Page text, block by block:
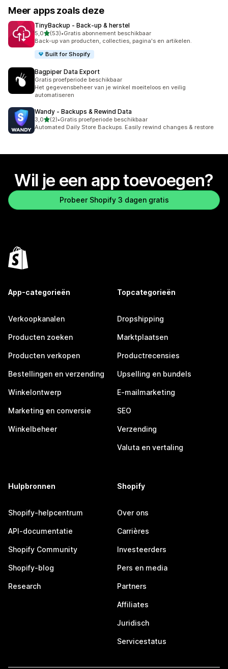
Meer apps zoals deze
TinyBackup ‑ Back‑up & herstel
5,0van 5 sterren
(53)
53 recensies in totaal
•Gratis abonnement beschikbaar
Back-up van producten, collecties, pagina's en artikelen.
Built for Shopify
Bagpiper Data Export
Gratis proefperiode beschikbaar
Het gegevensbeheer van je winkel moeiteloos en veilig
automatiseren
Wandy ‑ Backups & Rewind Data
3,0van 5 sterren
(2)
2 recensies in totaal
•Gratis proefperiode beschikbaar
Automated Daily Store Backups. Easily rewind changes & restore
Wil je een app toevoegen?
Probeer Shopify 3 dagen gratis
App-categorieën
Verkoopkanalen
Producten zoeken
Producten verkopen
Bestellingen en verzending
Winkelontwerp
Marketing en conversie
Winkelbeheer
Topcategorieën
Dropshipping
Marktplaatsen
Productrecensies
Upselling en bundels
E-mailmarketing
SEO
Verzending
Valuta en vertaling
Hulpbronnen
Shopify-helpcentrum
API-documentatie
Shopify Community
Shopify-blog
Research
Shopify
Over ons
Carrières
Investeerders
Pers en media
Partners
Affiliates
Juridisch
Servicestatus